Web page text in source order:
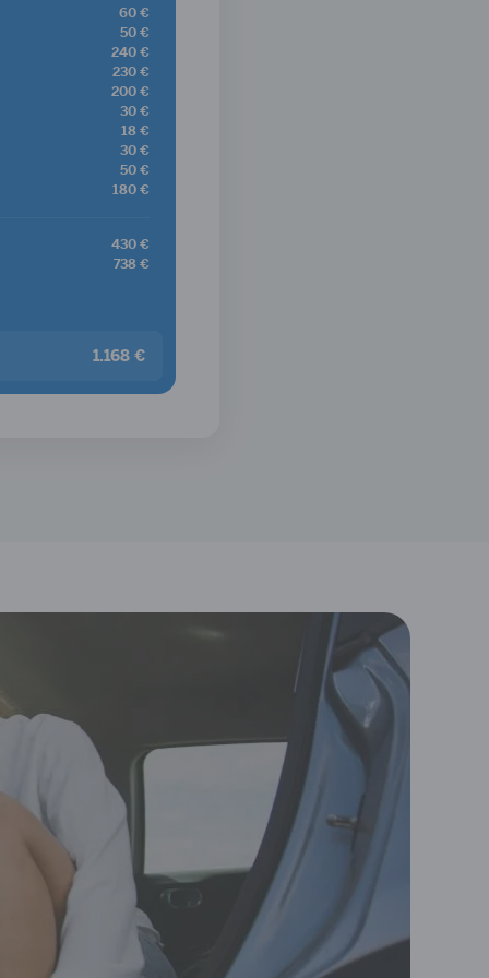
60 €
50 €
240 €
230 €
200 €
30 €
18 €
30 €
50 €
180 €
430 €
738 €
1.168 €